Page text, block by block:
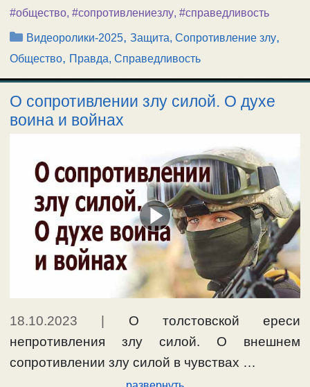
#общество, #сопротивлениезлу, #справедливость
Рубрики
Видеоролики-2025,Защита, Сопротивление злу,
Общество, Правда, Справедливость
О сопротивлении злу силой. О духе
воина и войнах
18.10.2023
О толстовской ереси
непротивления злу силой. О внешнем
сопротивлении злу силой в чувствах …